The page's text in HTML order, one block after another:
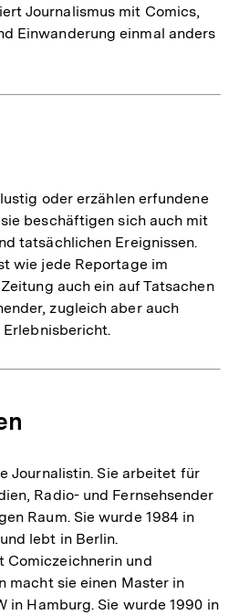
Journalismus mit Comics,
Einwanderung einmal anders
oder erzählen erfundene
beschäftigen sich auch mit
tatsächlichen Ereignissen.
wie jede Reportage im
auch ein auf Tatsachen
zugleich aber auch
Journalistin. Sie arbeitet für
Radio- und Fernsehsender
Raum. Sie wurde 1984 in
lebt in Berlin.
Comiczeichnerin und
macht sie einen Master in
in Hamburg. Sie wurde 1990 in